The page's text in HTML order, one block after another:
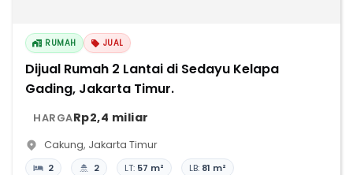
RUMAH JUAL
Dijual Rumah 2 Lantai di Sedayu Kelapa
Gading, Jakarta Timur.
HARGARp2,4 miliar
Cakung, Jakarta Timur
2 2 LT: 57 m² LB: 81 m²